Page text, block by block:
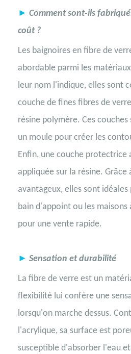
► Comment sont-ils
coût ?
Les baignoires en fibre de
abordable parmi les
leur nom l'indique, elles sont
couche de fines fibres de
résine polymère. Ces
un moule pour créer les
Enfin, une couche protectrice
appliquée sur la résine. Grâce
avantageux, elles sont idéales
bain d'appoint ou les
pour une vente rapide.
► Sensation et durabilité
La fibre de verre est un
flexibilité lui confère une
lorsqu'on marche dessus.
l'acrylique, sa surface est
susceptible d'absorber l'eau